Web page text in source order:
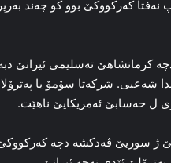
نەفتا كەركووكێ بوو كو چەند
دچە كرمانشاھێ تەسلیمی
شەعبی. شركەتا سۆمۆ یا
ل حەسابێ ئەمریكایێ ناھێت.
ژ سوریێ ڤەدكشە دچە